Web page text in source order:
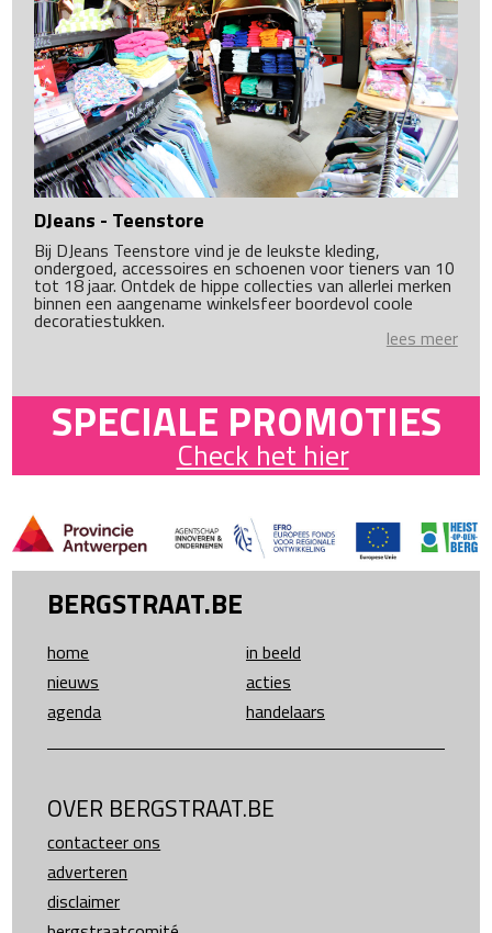
DJeans - Teenstore
Bij DJeans Teenstore vind je de leukste kleding,
ondergoed, accessoires en schoenen voor tieners van 10
tot 18 jaar. Ontdek de hippe collecties van allerlei merken
binnen een aangename winkelsfeer boordevol coole
decoratiestukken.
lees meer
SPECIALE PROMOTIES
Check het hier
BERGSTRAAT.BE
home
in beeld
nieuws
acties
agenda
handelaars
OVER BERGSTRAAT.BE
contacteer ons
adverteren
disclaimer